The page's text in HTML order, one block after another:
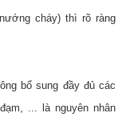
cháy) thì rõ ràng
bổ sung đầy đủ các
... là nguyên nhân